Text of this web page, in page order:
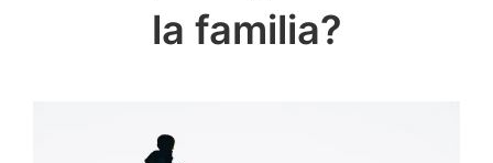
la familia?